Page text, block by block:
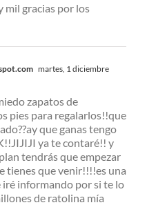
mil gracias por los
martes, 1 diciembre
zapatos de
pies para regalarlos!!que
que ganas tengo
ya te contaré!! y
tendrás que empezar
tienes que venir!!!!es una
informando por si te lo
de ratolina mía